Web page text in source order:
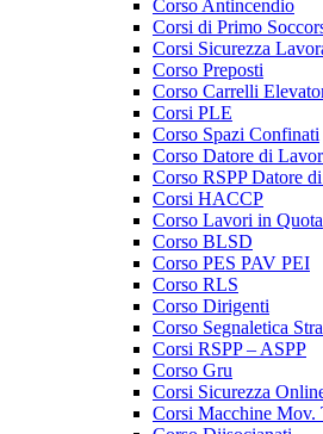
Corso Antincendio
Corsi di Primo
Corsi Sicurezza
Corso Preposti
Corso Carrelli
Corsi PLE
Corso Spazi Confinati
Corso Datore di
Corso RSPP Datore
Corsi HACCP
Corso Lavori in Quota
Corso BLSD
Corso PES PAV PEI
Corso RLS
Corso Dirigenti
Corso Segnaletica
Corsi RSPP – ASPP
Corso Gru
Corsi Sicurezza
Corsi Macchine Mov.